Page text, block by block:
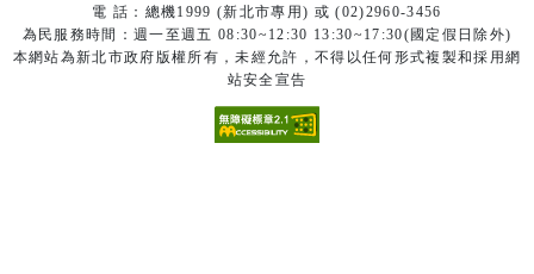
電 話：總機1999 (新北市專用) 或 (02)2960-3456
為民服務時間：週一至週五 08:30~12:30 13:30~17:30(國定假日除外)
本網站為新北市政府版權所有，未經允許，不得以任何形式複製和採用網
站安全宣告